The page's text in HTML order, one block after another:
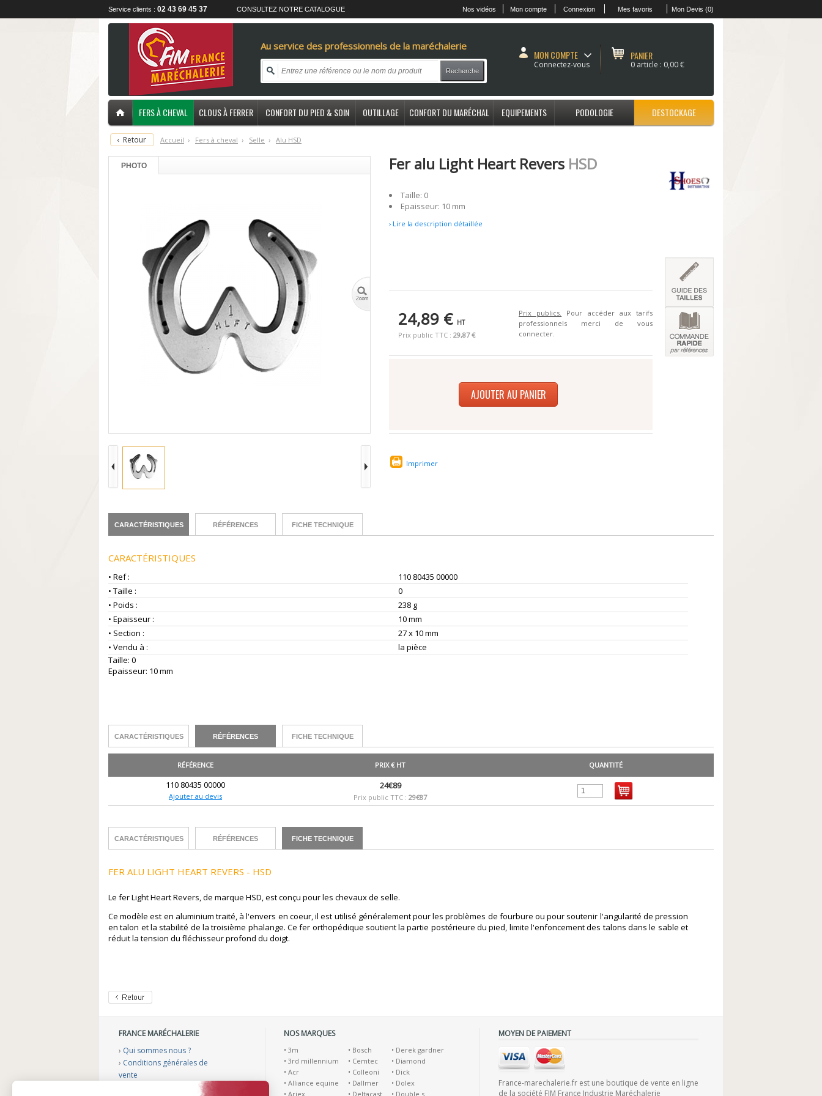
Service clients : 02 43 69 45 37 CONSULTEZ NOTRE CATALOGUE Nos vidéos Mon compte Connexion Mes favoris Mon Devis (0)
Au service des professionnels de la maréchalerie
Recherche
MON COMPTE
Connectez-vous
PANIER
0 article : 0,00 €
FERS À CHEVAL CLOUS À FERRER CONFORT DU PIED & SOIN OUTILLAGE CONFORT DU MARÉCHAL EQUIPEMENTS PODOLOGIE DESTOCKAGE
‹ Retour Accueil › Fers à cheval › Selle › Alu HSD
PHOTO Fer alu Light Heart Revers HSD
Taille: 0
Epaisseur: 10 mm
› Lire la description détaillée
24,89 € HT
Prix public TTC : 29,87 €
Prix publics. Pour accéder aux tarifs
professionnels merci de vous
connecter.
AJOUTER AU PANIER
Imprimer
CARACTÉRISTIQUES RÉFÉRENCES FICHE TECHNIQUE
CARACTÉRISTIQUES
• Ref :
110 80435 00000
• Taille :
0
• Poids :
238 g
• Epaisseur :
10 mm
• Section :
27 x 10 mm
• Vendu à :
la pièce
Taille: 0
Epaisseur: 10 mm
CARACTÉRISTIQUES RÉFÉRENCES FICHE TECHNIQUE
RÉFÉRENCE PRIX € HT QUANTITÉ
110 80435 00000
Ajouter au devis
24€89
Prix public TTC : 29€87
CARACTÉRISTIQUES RÉFÉRENCES FICHE TECHNIQUE
FER ALU LIGHT HEART REVERS - HSD
Le fer Light Heart Revers, de marque HSD, est conçu pour les chevaux de selle.
Ce modèle est en aluminium traité, à l'envers en coeur, il est utilisé généralement pour les problèmes de fourbure ou pour soutenir l'angularité de pression
en talon et la stabilité de la troisième phalange. Ce fer orthopédique soutient la partie postérieure du pied, limite l'enfoncement des talons dans le sable et
réduit la tension du fléchisseur profond du doigt.
FRANCE MARÉCHALERIE
› Qui sommes nous ?
› Conditions générales de
vente
NOS MARQUES
• 3m
• 3rd millennium
• Acr
• Alliance equine
• Ariex
• Bosch
• Cemtec
• Colleoni
• Dallmer
• Deltacast
• Derek gardner
• Diamond
• Dick
• Dolex
• Double s
MOYEN DE PAIEMENT
France-marechalerie.fr est une boutique de vente en ligne
de la société FIM France Industrie Maréchalerie